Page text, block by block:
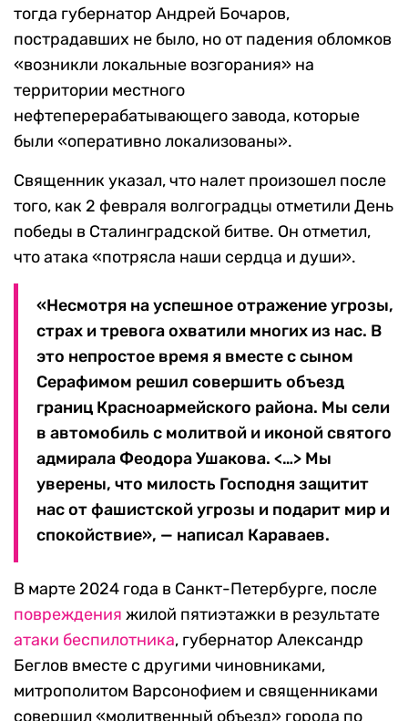
тогда губернатор Андрей Бочаров,
пострадавших не было, но от падения обломков
«возникли локальные возгорания» на
территории местного
нефтеперерабатывающего завода, которые
были «оперативно локализованы».
Священник указал, что налет произошел после
того, как 2 февраля волгоградцы отметили День
победы в Сталинградской битве. Он отметил,
что атака «потрясла наши сердца и души».
«Несмотря на успешное отражение угрозы,
страх и тревога охватили многих из нас. В
это непростое время я вместе с сыном
Серафимом решил совершить объезд
границ Красноармейского района. Мы сели
в автомобиль с молитвой и иконой святого
адмирала Феодора Ушакова. <…> Мы
уверены, что милость Господня защитит
нас от фашистской угрозы и подарит мир и
спокойствие», — написал Караваев.
В марте 2024 года в Санкт-Петербурге, после
повреждения жилой пятиэтажки в результате
атаки беспилотника, губернатор Александр
Беглов вместе с другими чиновниками,
митрополитом Варсонофием и священниками
совершил «молитвенный объезд» города по